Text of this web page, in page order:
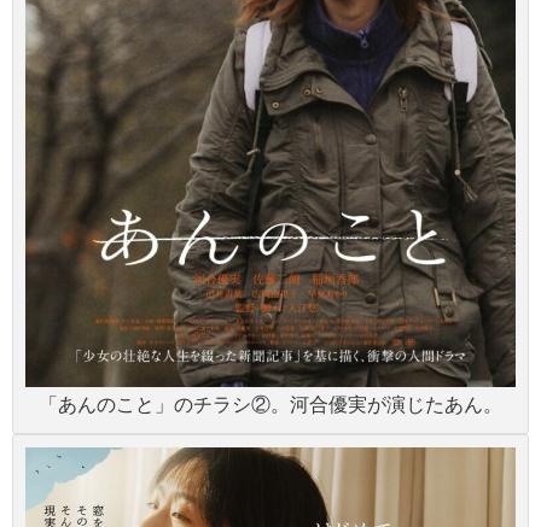
「あんのこと」のチラシ②。河合優実が演じたあん。